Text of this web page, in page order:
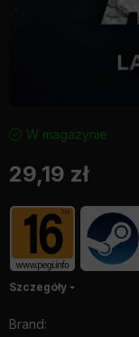
W magazynie
29,19 zł
Szczegóły
Brand: